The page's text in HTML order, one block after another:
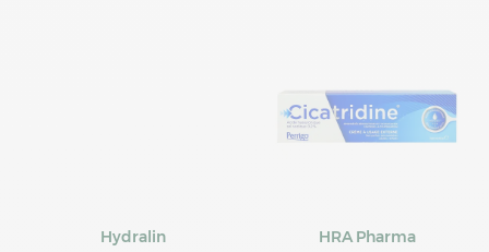
Hydralin
HRA Pharma